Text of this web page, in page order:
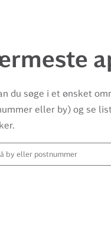
du søge i et ønsket
eller by) og se